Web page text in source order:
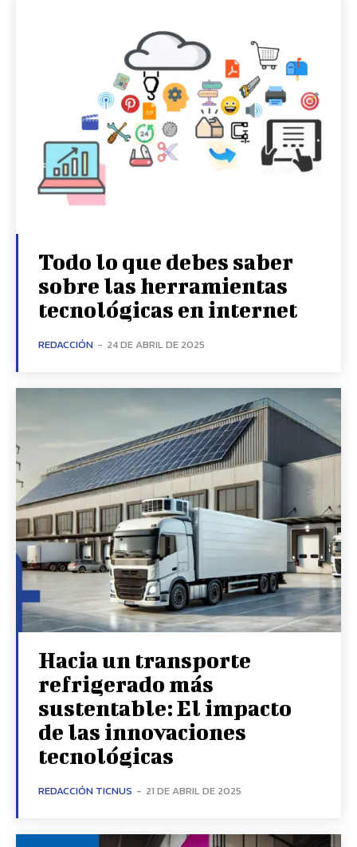
Todo lo que debes saber
sobre las herramientas
tecnológicas en internet
REDACCIÓN - 24 DE ABRIL DE 2025
Hacia un transporte
refrigerado más
sustentable: El impacto
de las innovaciones
tecnológicas
REDACCIÓN TICNUS - 21 DE ABRIL DE 2025